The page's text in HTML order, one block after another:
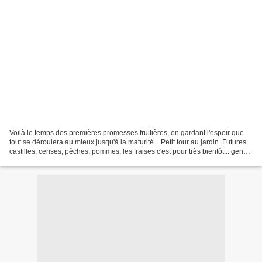
Voilà le temps des premières promesses fruitières, en gardant l'espoir que
tout se déroulera au mieux jusqu'à la maturité... Petit tour au jardin. Futures
castilles, cerises, pêches, pommes, les fraises c'est pour très bientôt... genêt